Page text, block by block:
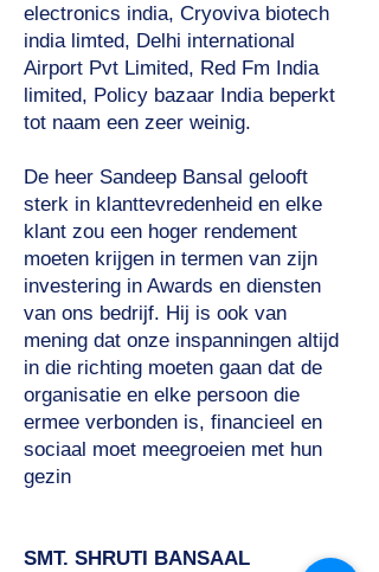
electronics india, Cryoviva biotech
india limted, Delhi international
Airport Pvt Limited, Red Fm India
limited, Policy bazaar India beperkt
tot naam een zeer weinig.
De heer Sandeep Bansal gelooft
sterk in klanttevredenheid en elke
klant zou een hoger rendement
moeten krijgen in termen van zijn
investering in Awards en diensten
van ons bedrijf. Hij is ook van
mening dat onze inspanningen altijd
in die richting moeten gaan dat de
organisatie en elke persoon die
ermee verbonden is, financieel en
sociaal moet meegroeien met hun
gezin
SMT. SHRUTI BANSAAL